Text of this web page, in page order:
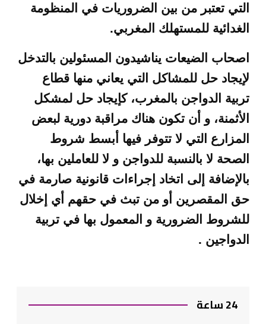
التي تعتبر من بين الضروريات في المنظومة
الغدائية للمستهلك المغربي.
اصحاب الضيعات يناشيدون المسئولين بالتدخل
لإيجاد حل للمشاكل التي يعاني منها قطاع
تربية الدواجن بالمغرب، كإيجاد حل لمشكل
الأثمنة، و أن تكون هناك مراقبة دورية لبعض
المزارع التي لا تتوفر فيها أبسط شروط
الصحة لا بالنسبة للدواجن و لا للعاملين بها،
بالإضافة إلى اتخاد إجراءات قانونية صارمة في
حق المقصرين أو من تبث في حقهم أي إخلال
للشروط الضرورية و المعمول بها في تربية
الدواجين .
24 ساعة